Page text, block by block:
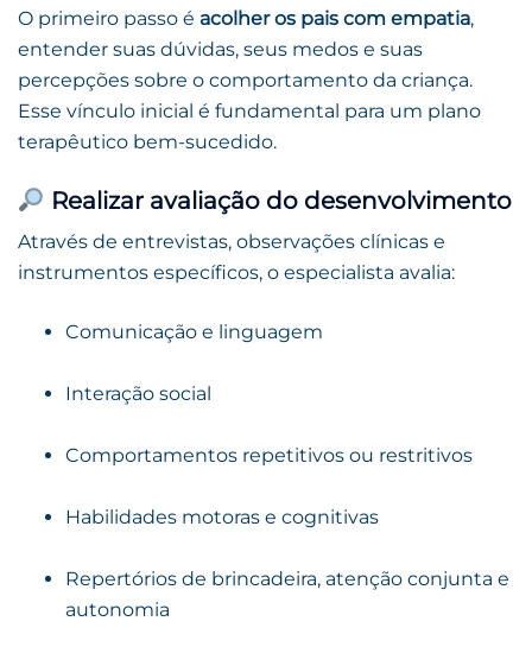
O primeiro passo é acolher os pais com empatia,
entender suas dúvidas, seus medos e suas
percepções sobre o comportamento da criança.
Esse vínculo inicial é fundamental para um plano
terapêutico bem-sucedido.
Realizar avaliação do desenvolvimento
Através de entrevistas, observações clínicas e
instrumentos específicos, o especialista avalia:
Comunicação e linguagem
Interação social
Comportamentos repetitivos ou restritivos
Habilidades motoras e cognitivas
Repertórios de brincadeira, atenção conjunta e
autonomia